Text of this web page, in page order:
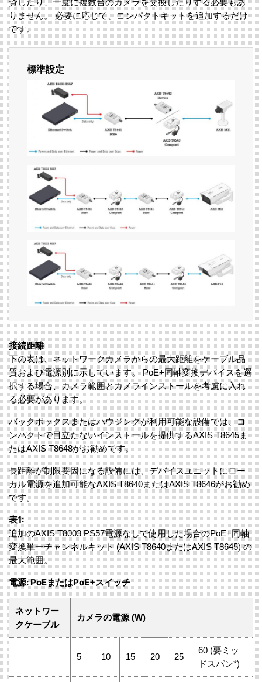
りません。 必要に応じて、コンパクトキットを追加するだけ
です。
標準設定
接続距離
下の表は、ネットワークカメラからの最大距離をケーブル品
質および電源別に示しています。 PoE+同軸変換デバイスを選
択する場合、カメラ範囲とカメラインストールを考慮に入れ
る必要があります。
バックボックスまたはハウジングが利用可能な設備では、コ
ンパクトで目立たないインストールを提供するAXIS T8645ま
たはAXIS T8648がお勧めです。
長距離が制限要因になる設備には、デバイスユニットにロー
カル電源を追加可能なAXIS T8640またはAXIS T8646がお勧め
です。
表1:
追加のAXIS T8003 PS57電源なしで使用した場合のPoE+同軸
変換単一チャンネルキット (AXIS T8640またはAXIS T8645) の
最大範囲。
電源: PoEまたはPoE+スイッチ
ネットワー
クケーブル
カメラの電源 (W)
5 10 15 20 25
60 (要ミッ
ドスパン*)